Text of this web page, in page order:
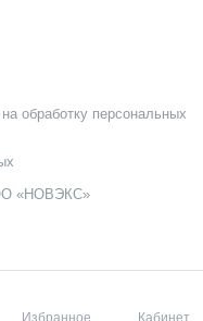
обработку персональных
«НОВЭКС»
Избранное Кабинет